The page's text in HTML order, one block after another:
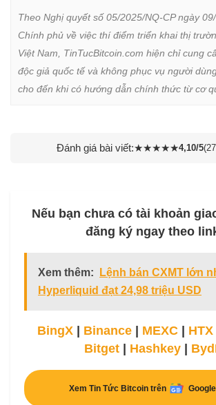
Theo Nghị quyết số 05/2025/NQ-CP ngày
Chính phủ về việc thí điểm triển khai thị
Việt Nam, TinTucBitcoin.com hiện chỉ cung
độc giả quốc tế và không phục vụ người
cho đến khi có hướng dẫn chính thức từ cơ
Đánh giá bài viết:★★★★★4,10/5
Nếu bạn chưa có tài khoản
đăng ký ngay theo
Xem thêm:
Lệnh bán CXMT lớn
Hyperliquid đạt 24,98 triệu USD
BingX | Binance | MEXC | HTX
Bitget| Hashkey|
Xem Tin Tức Bitcoin trên